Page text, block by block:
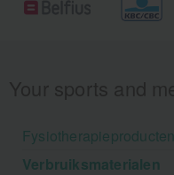
Fysiotherapieproducten
Verbruiksmaterialen